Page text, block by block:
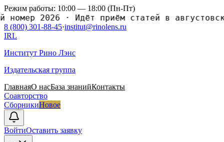
Режим работы: 10:00 — 18:00 (Пн-Пт)
2026·Идёт приём статей в августовский
8 (800) 301-88-45·institut@rinolens.ru
IRL
Институт Рино Лэнс
Издательская группа
ГлавнаяО насБаза знанийКонтакты
Соавторство
СборникиНовое
ВойтиОставить заявку